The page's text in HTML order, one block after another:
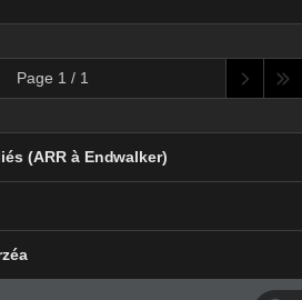
Page 1 / 1
(ARR à Endwalker)